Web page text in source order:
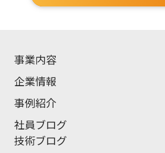
事業内容
企業情報
事例紹介
社員ブログ
技術ブログ